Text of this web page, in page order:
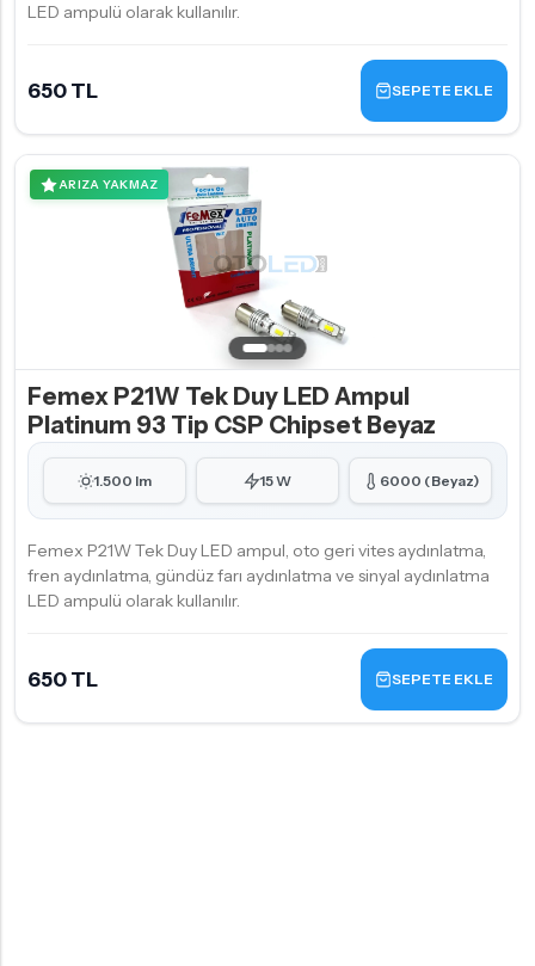
LED ampulü olarak kullanılır.
650 TL SEPETE EKLE
ARIZA YAKMAZ
Femex P21W Tek Duy LED Ampul
Platinum 93 Tip CSP Chipset Beyaz
1.500 lm 15 W 6000 (Beyaz)
Femex P21W Tek Duy LED ampul, oto geri vites aydınlatma,
fren aydınlatma, gündüz farı aydınlatma ve sinyal aydınlatma
LED ampulü olarak kullanılır.
650 TL SEPETE EKLE